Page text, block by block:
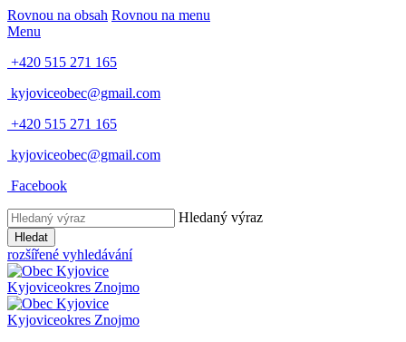
Rovnou na obsah Rovnou na menu
Menu
+420 515 271 165
kyjoviceobec@gmail.com
+420 515 271 165
kyjoviceobec@gmail.com
Facebook
Hledaný výraz
Hledat
rozšířené vyhledávání
Kyjoviceokres Znojmo
Kyjoviceokres Znojmo